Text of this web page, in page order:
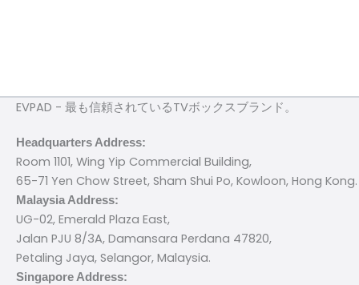
EVPAD - 最も信頼されているTVボックスブランド。
Headquarters Address:
Room 1101, Wing Yip Commercial Building,
65-71 Yen Chow Street, Sham Shui Po, Kowloon, Hong Kong.
Malaysia Address:
UG-02, Emerald Plaza East,
Jalan PJU 8/3A, Damansara Perdana 47820,
Petaling Jaya, Selangor, Malaysia.
Singapore Address: